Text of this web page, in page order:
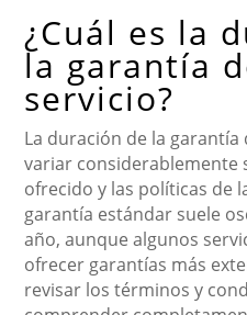
¿Cuál es la
la garantía
servicio?
La duración de la
variar considerablemente
ofrecido y las políticas de
garantía estándar suele
año, aunque algunos
ofrecer garantías más
revisar los términos y